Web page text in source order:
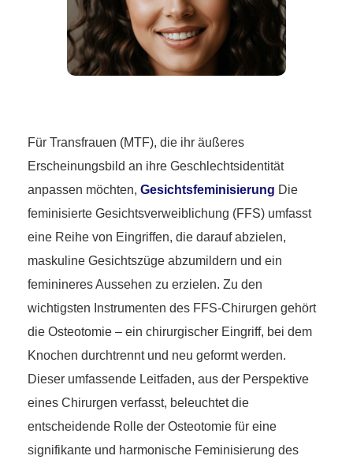
Für Transfrauen (MTF), die ihr äußeres
Erscheinungsbild an ihre Geschlechtsidentität
anpassen möchten, Gesichtsfeminisierung Die
feminisierte Gesichtsverweiblichung (FFS) umfasst
eine Reihe von Eingriffen, die darauf abzielen,
maskuline Gesichtszüge abzumildern und ein
feminineres Aussehen zu erzielen. Zu den
wichtigsten Instrumenten des FFS-Chirurgen gehört
die Osteotomie – ein chirurgischer Eingriff, bei dem
Knochen durchtrennt und neu geformt werden.
Dieser umfassende Leitfaden, aus der Perspektive
eines Chirurgen verfasst, beleuchtet die
entscheidende Rolle der Osteotomie für eine
signifikante und harmonische Feminisierung des